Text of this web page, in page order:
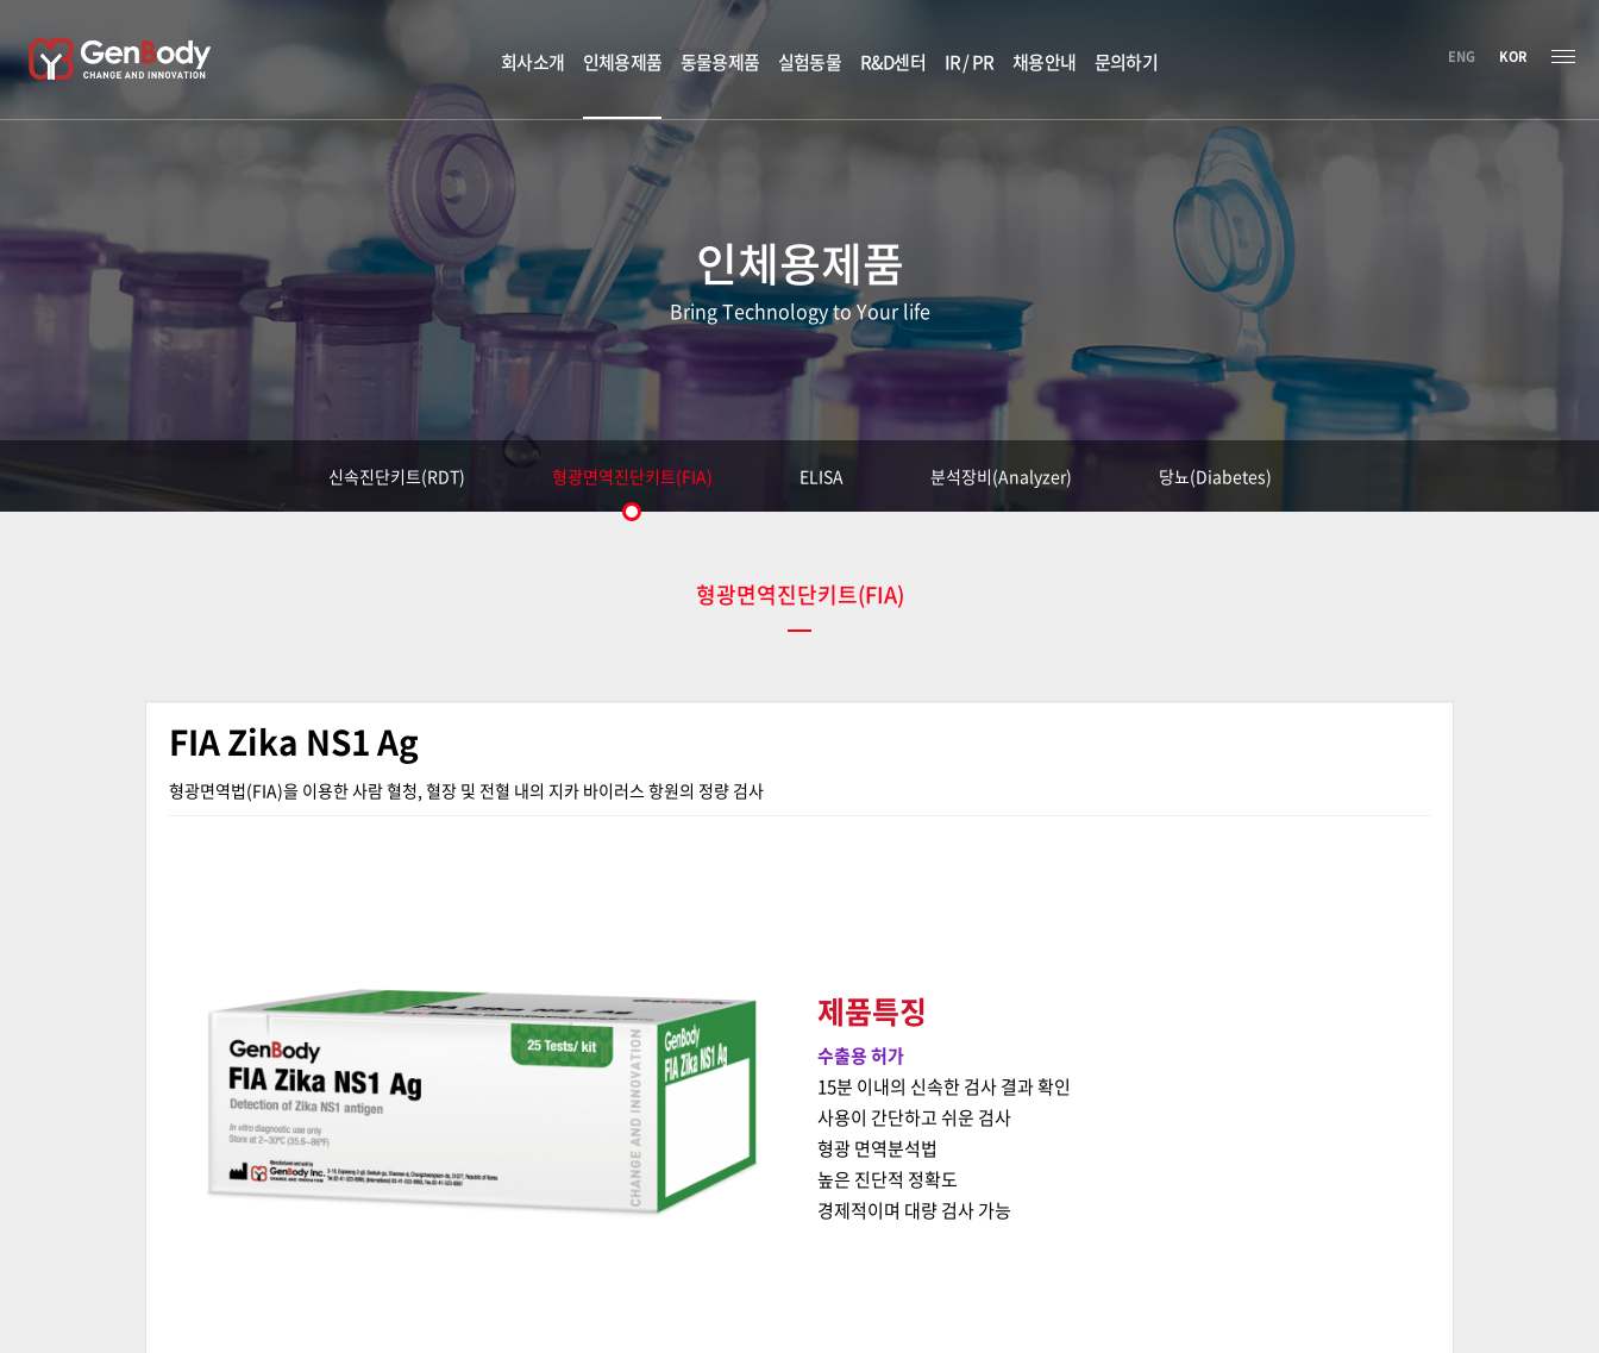
회사소개 인체용제품 동물용제품 실험동물 R&D센터 IR / PR 채용안내 문의하기 ENG KOR
인체용제품
Bring Technology to Your life
신속진단키트(RDT) 형광면역진단키트(FIA) ELISA 분석장비(Analyzer) 당뇨(Diabetes)
형광면역진단키트(FIA)
FIA Zika NS1 Ag
형광면역법(FIA)을 이용한 사람 혈청, 혈장 및 전혈 내의 지카 바이러스 항원의 정량 검사
제품특징
수출용 허가
15분 이내의 신속한 검사 결과 확인
사용이 간단하고 쉬운 검사
형광 면역분석법
높은 진단적 정확도
경제적이며 대량 검사 가능